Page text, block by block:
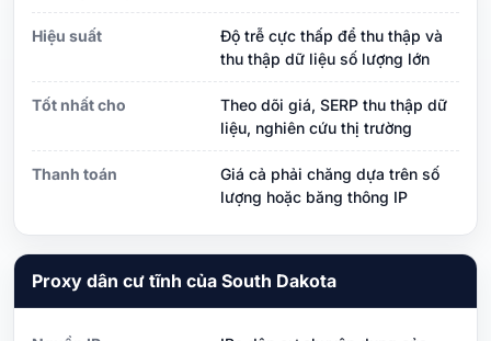
Hiệu suất
Độ trễ cực thấp để thu thập và
thu thập dữ liệu số lượng lớn
Tốt nhất cho
Theo dõi giá, SERP thu thập dữ
liệu, nghiên cứu thị trường
Thanh toán
Giá cả phải chăng dựa trên số
lượng hoặc băng thông IP
Proxy dân cư tĩnh của South Dakota